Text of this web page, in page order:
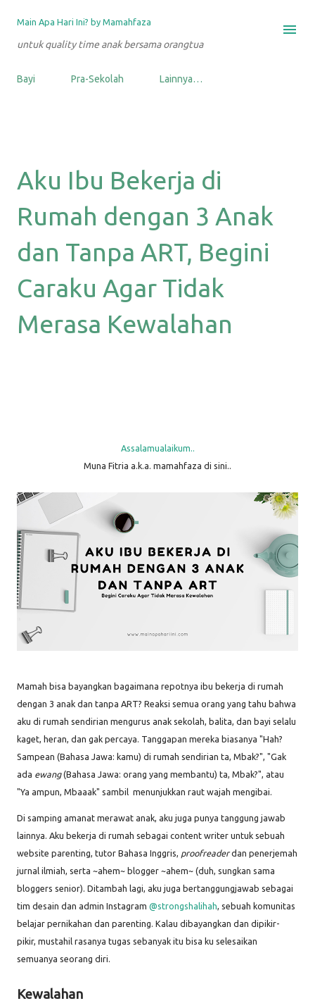
Langsung ke konten utama
Main Apa Hari Ini? by Mamahfaza
untuk quality time anak bersama orangtua
Bayi Pra-Sekolah Lainnya…
Aku Ibu Bekerja di
Rumah dengan 3 Anak
dan Tanpa ART, Begini
Caraku Agar Tidak
Merasa Kewalahan
Assalamualaikum..
Muna Fitria a.k.a. mamahfaza di sini..
Mamah bisa bayangkan bagaimana repotnya ibu bekerja di rumah
dengan 3 anak dan tanpa ART? Reaksi semua orang yang tahu bahwa
aku di rumah sendirian mengurus anak sekolah, balita, dan bayi selalu
kaget, heran, dan gak percaya. Tanggapan mereka biasanya "Hah?
Sampean (Bahasa Jawa: kamu) di rumah sendirian ta, Mbak?", "Gak
ada ewang(Bahasa Jawa: orang yang membantu) ta, Mbak?", atau
"Ya ampun, Mbaaak" sambil menunjukkan raut wajah mengibai.
Di samping amanat merawat anak, aku juga punya tanggung jawab
lainnya. Aku bekerja di rumah sebagai content writer untuk sebuah
website parenting, tutor Bahasa Inggris, proofreaderdan penerjemah
jurnal ilmiah, serta ~ahem~ blogger ~ahem~ (duh, sungkan sama
bloggers senior). Ditambah lagi, aku juga bertanggungjawab sebagai
tim desain dan admin Instagram @strongshalihah, sebuah komunitas
belajar pernikahan dan parenting. Kalau dibayangkan dan dipikir-
pikir, mustahil rasanya tugas sebanyak itu bisa ku selesaikan
semuanya seorang diri.
Kewalahan